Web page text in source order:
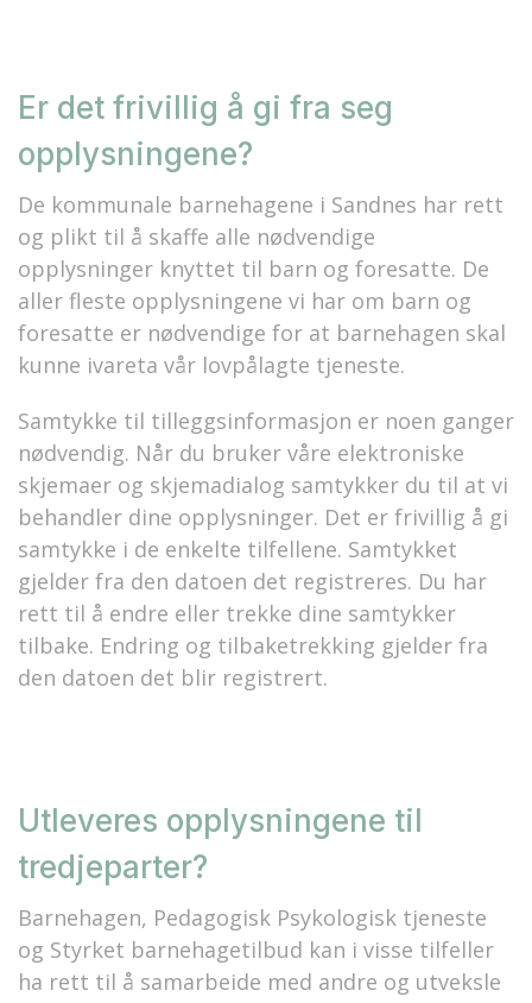
Er det frivillig å gi fra seg
opplysningene?
De kommunale barnehagene i Sandnes har rett
og plikt til å skaffe alle nødvendige
opplysninger knyttet til barn og foresatte. De
aller fleste opplysningene vi har om barn og
foresatte er nødvendige for at barnehagen skal
kunne ivareta vår lovpålagte tjeneste.
Samtykke til tilleggsinformasjon er noen ganger
nødvendig. Når du bruker våre elektroniske
skjemaer og skjemadialog samtykker du til at vi
behandler dine opplysninger. Det er frivillig å gi
samtykke i de enkelte tilfellene. Samtykket
gjelder fra den datoen det registreres. Du har
rett til å endre eller trekke dine samtykker
tilbake. Endring og tilbaketrekking gjelder fra
den datoen det blir registrert.
Utleveres opplysningene til
tredjeparter?
Barnehagen, Pedagogisk Psykologisk tjeneste
og Styrket barnehagetilbud kan i visse tilfeller
ha rett til å samarbeide med andre og utveksle